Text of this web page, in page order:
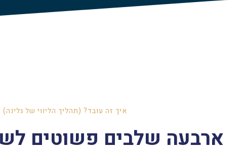
איך זה עובד? (תהליך הליווי של גלינה)
ארבעה שלבים פשוטים